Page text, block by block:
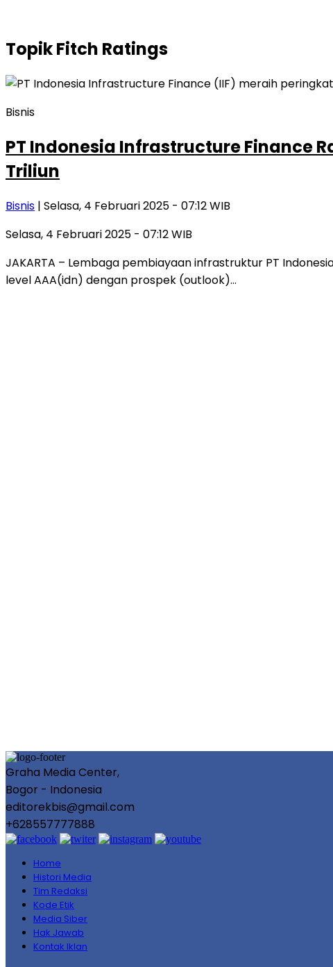
TopikFitch Ratings
Bisnis
PT Indonesia Infrastructure Finance
Triliun
Bisnis | Selasa, 4 Februari 2025 - 07:12 WIB
Selasa, 4 Februari 2025 - 07:12 WIB
JAKARTA – Lembaga pembiayaan infrastruktur PT
level AAA(idn) dengan prospek (outlook)…
Graha Media Center,
Bogor - Indonesia
editorekbis@gmail.com
+628557777888
Home
Histori Media
Tim Redaksi
Kode Etik
Media Siber
Hak Jawab
Kontak Iklan